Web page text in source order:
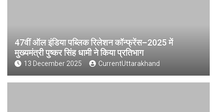
47वीं ऑल इंडिया पब्लिक रिलेशन कॉन्फ्रेंस–2025 में
मुख्यमंत्री पुष्कर सिंह धामी ने किया प्रतिभाग
13 December 2025 CurrentUttarakhand